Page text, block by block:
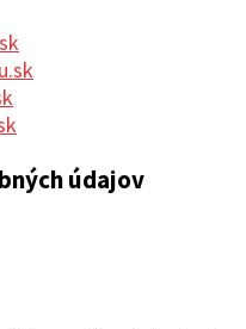
údajov